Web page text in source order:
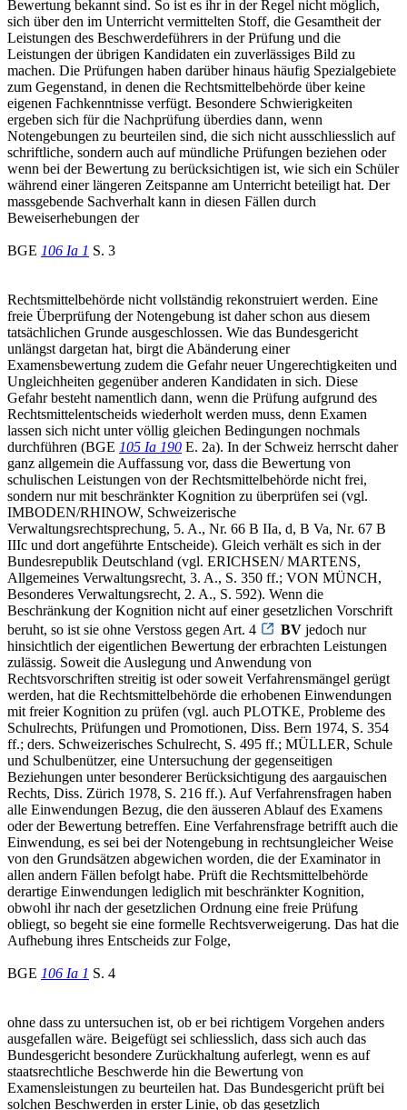
Bewertung bekannt sind. So ist es ihr in der Regel nicht möglich,
sich über den im Unterricht vermittelten Stoff, die Gesamtheit der
Leistungen des Beschwerdeführers in der Prüfung und die
Leistungen der übrigen Kandidaten ein zuverlässiges Bild zu
machen. Die Prüfungen haben darüber hinaus häufig Spezialgebiete
zum Gegenstand, in denen die Rechtsmittelbehörde über keine
eigenen Fachkenntnisse verfügt. Besondere Schwierigkeiten
ergeben sich für die Nachprüfung überdies dann, wenn
Notengebungen zu beurteilen sind, die sich nicht ausschliesslich auf
schriftliche, sondern auch auf mündliche Prüfungen beziehen oder
wenn bei der Bewertung zu berücksichtigen ist, wie sich ein Schüler
während einer längeren Zeitspanne am Unterricht beteiligt hat. Der
massgebende Sachverhalt kann in diesen Fällen durch
Beweiserhebungen der
BGE 106 Ia 1 S. 3
Rechtsmittelbehörde nicht vollständig rekonstruiert werden. Eine
freie Überprüfung der Notengebung ist daher schon aus diesem
tatsächlichen Grunde ausgeschlossen. Wie das Bundesgericht
unlängst dargetan hat, birgt die Abänderung einer
Examensbewertung zudem die Gefahr neuer Ungerechtigkeiten und
Ungleichheiten gegenüber anderen Kandidaten in sich. Diese
Gefahr besteht namentlich dann, wenn die Prüfung aufgrund des
Rechtsmittelentscheids wiederholt werden muss, denn Examen
lassen sich nicht unter völlig gleichen Bedingungen nochmals
durchführen (BGE 105 Ia 190 E. 2a). In der Schweiz herrscht daher
ganz allgemein die Auffassung vor, dass die Bewertung von
schulischen Leistungen von der Rechtsmittelbehörde nicht frei,
sondern nur mit beschränkter Kognition zu überprüfen sei (vgl.
IMBODEN/RHINOW, Schweizerische
Verwaltungsrechtsprechung, 5. A., Nr. 66 B IIa, d, B Va, Nr. 67 B
IIIc und dort angeführte Entscheide). Gleich verhält es sich in der
Bundesrepublik Deutschland (vgl. ERICHSEN/ MARTENS,
Allgemeines Verwaltungsrecht, 3. A., S. 350 ff.; VON MÜNCH,
Besonderes Verwaltungsrecht, 2. A., S. 592). Wenn die
Beschränkung der Kognition nicht auf einer gesetzlichen Vorschrift
beruht, so ist sie ohne Verstoss gegen Art. 4
BV jedoch nur
hinsichtlich der eigentlichen Bewertung der erbrachten Leistungen
zulässig. Soweit die Auslegung und Anwendung von
Rechtsvorschriften streitig ist oder soweit Verfahrensmängel gerügt
werden, hat die Rechtsmittelbehörde die erhobenen Einwendungen
mit freier Kognition zu prüfen (vgl. auch PLOTKE, Probleme des
Schulrechts, Prüfungen und Promotionen, Diss. Bern 1974, S. 354
ff.; ders. Schweizerisches Schulrecht, S. 495 ff.; MÜLLER, Schule
und Schulbenützer, eine Untersuchung der gegenseitigen
Beziehungen unter besonderer Berücksichtigung des aargauischen
Rechts, Diss. Zürich 1978, S. 216 ff.). Auf Verfahrensfragen haben
alle Einwendungen Bezug, die den äusseren Ablauf des Examens
oder der Bewertung betreffen. Eine Verfahrensfrage betrifft auch die
Einwendung, es sei bei der Notengebung in rechtsungleicher Weise
von den Grundsätzen abgewichen worden, die der Examinator in
allen andern Fällen befolgt habe. Prüft die Rechtsmittelbehörde
derartige Einwendungen lediglich mit beschränkter Kognition,
obwohl ihr nach der gesetzlichen Ordnung eine freie Prüfung
obliegt, so begeht sie eine formelle Rechtsverweigerung. Das hat die
Aufhebung ihres Entscheids zur Folge,
BGE 106 Ia 1 S. 4
ohne dass zu untersuchen ist, ob er bei richtigem Vorgehen anders
ausgefallen wäre. Beigefügt sei schliesslich, dass sich auch das
Bundesgericht besondere Zurückhaltung auferlegt, wenn es auf
staatsrechtliche Beschwerde hin die Bewertung von
Examensleistungen zu beurteilen hat. Das Bundesgericht prüft bei
solchen Beschwerden in erster Linie, ob das gesetzlich